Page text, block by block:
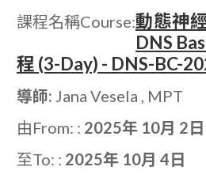
課程名稱Course:動態神
DNS
程 (3-Day) - DNS-BC-
導師: Jana Vesela , MPT
由From: : 2025年 10月 2日
至To: : 2025年 10月 4日